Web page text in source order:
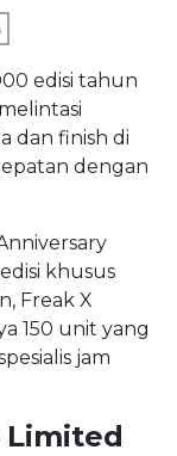
edisi tahun
dan finish di
dengan
khusus
Freak X
150 unit yang
jam
Limited